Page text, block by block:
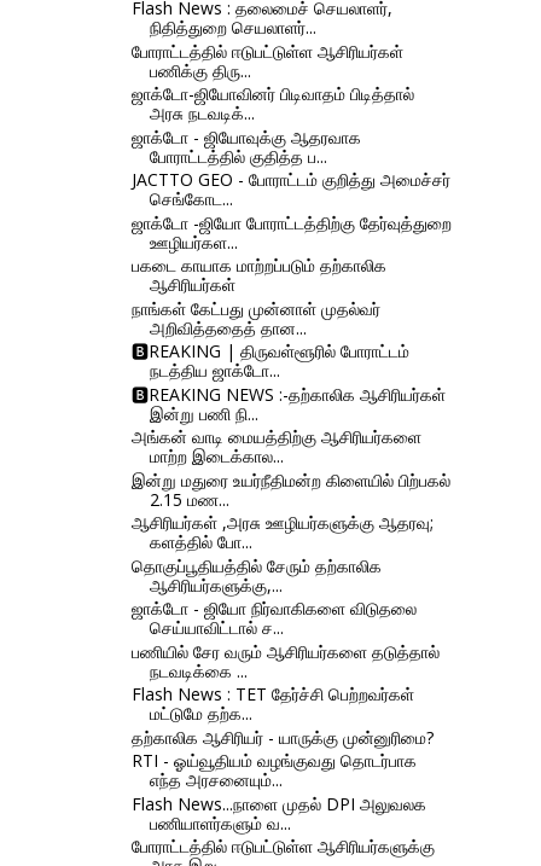
Flash News : தலைமைச் செயலாளர்,
நிதித்துறை செயலாளர்...
போராட்டத்தில் ஈடுபட்டுள்ள ஆசிரியர்கள்
பணிக்கு திரு...
ஜாக்டோ-ஜியோவினர் பிடிவாதம் பிடித்தால்
அரசு நடவடிக்...
ஜாக்டோ - ஜியோவுக்கு ஆதரவாக
போராட்டத்தில் குதித்த ப...
JACTTO GEO - போராட்டம் குறித்து அமைச்சர்
செங்கோட...
ஜாக்டோ -ஜியோ போராட்டத்திற்கு தேர்வுத்துறை
ஊழியர்கள...
பகடை காயாக மாற்றப்படும் தற்காலிக
ஆசிரியர்கள்
நாங்கள் கேட்பது முன்னாள் முதல்வர்
அறிவித்ததைத் தான...
🅱REAKING | திருவள்ளூரில் போராட்டம்
நடத்திய ஜாக்டோ...
🅱REAKING NEWS :-தற்காலிக ஆசிரியர்கள்
இன்று பணி நி...
அங்கன் வாடி மையத்திற்கு ஆசிரியர்களை
மாற்ற இடைக்கால...
இன்று மதுரை உயர்நீதிமன்ற கிளையில் பிற்பகல்
2.15 மண...
ஆசிரியர்கள் ,அரசு ஊழியர்களுக்கு ஆதரவு;
களத்தில் போ...
தொகுப்பூதியத்தில் சேரும் தற்காலிக
ஆசிரியர்களுக்கு,...
ஜாக்டோ - ஜியோ நிர்வாகிகளை விடுதலை
செய்யாவிட்டால் ச...
பணியில் சேர வரும் ஆசிரியர்களை தடுத்தால்
நடவடிக்கை ...
Flash News : TET தேர்ச்சி பெற்றவர்கள்
மட்டுமே தற்க...
தற்காலிக ஆசிரியர் - யாருக்கு முன்னுரிமை?
RTI - ஓய்வூதியம் வழங்குவது தொடர்பாக
எந்த அரசனையும்...
Flash News...நாளை முதல் DPI அலுவலக
பணியாளர்களும் வ...
போராட்டத்தில் ஈடுபட்டுள்ள ஆசிரியர்களுக்கு